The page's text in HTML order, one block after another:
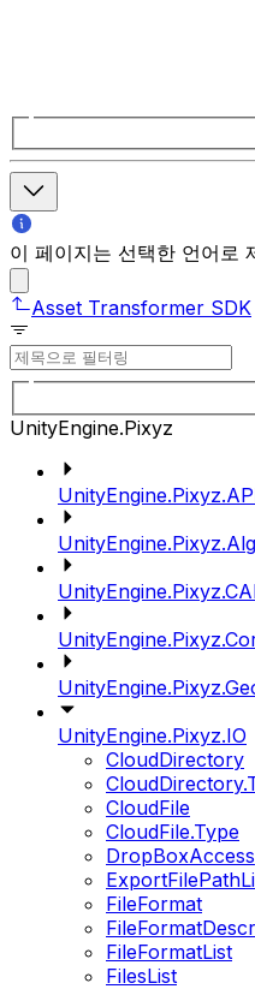
이 페이지는 선택한 언어로
Asset Transformer SDK
UnityEngine.Pixyz
UnityEngine.Pixyz.IO
CloudDirectory
CloudFile
CloudFile.Type
DropBoxAccess
FileFormat
FileFormatList
FilesList